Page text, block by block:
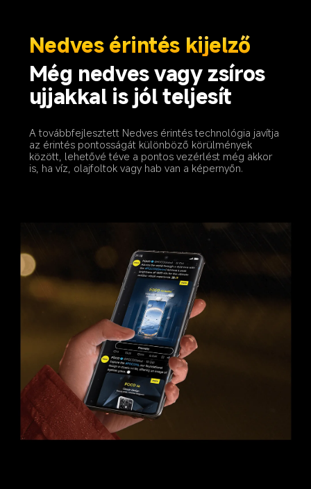
Nedves érintés kijelző
Még nedves vagy zsíros
ujjakkal is jól teljesít
A továbbfejlesztett Nedves érintés technológia javítja
az érintés pontosságát különböző körülmények
között, lehetővé téve a pontos vezérlést még akkor
is, ha víz, olajfoltok vagy hab van a képernyőn.